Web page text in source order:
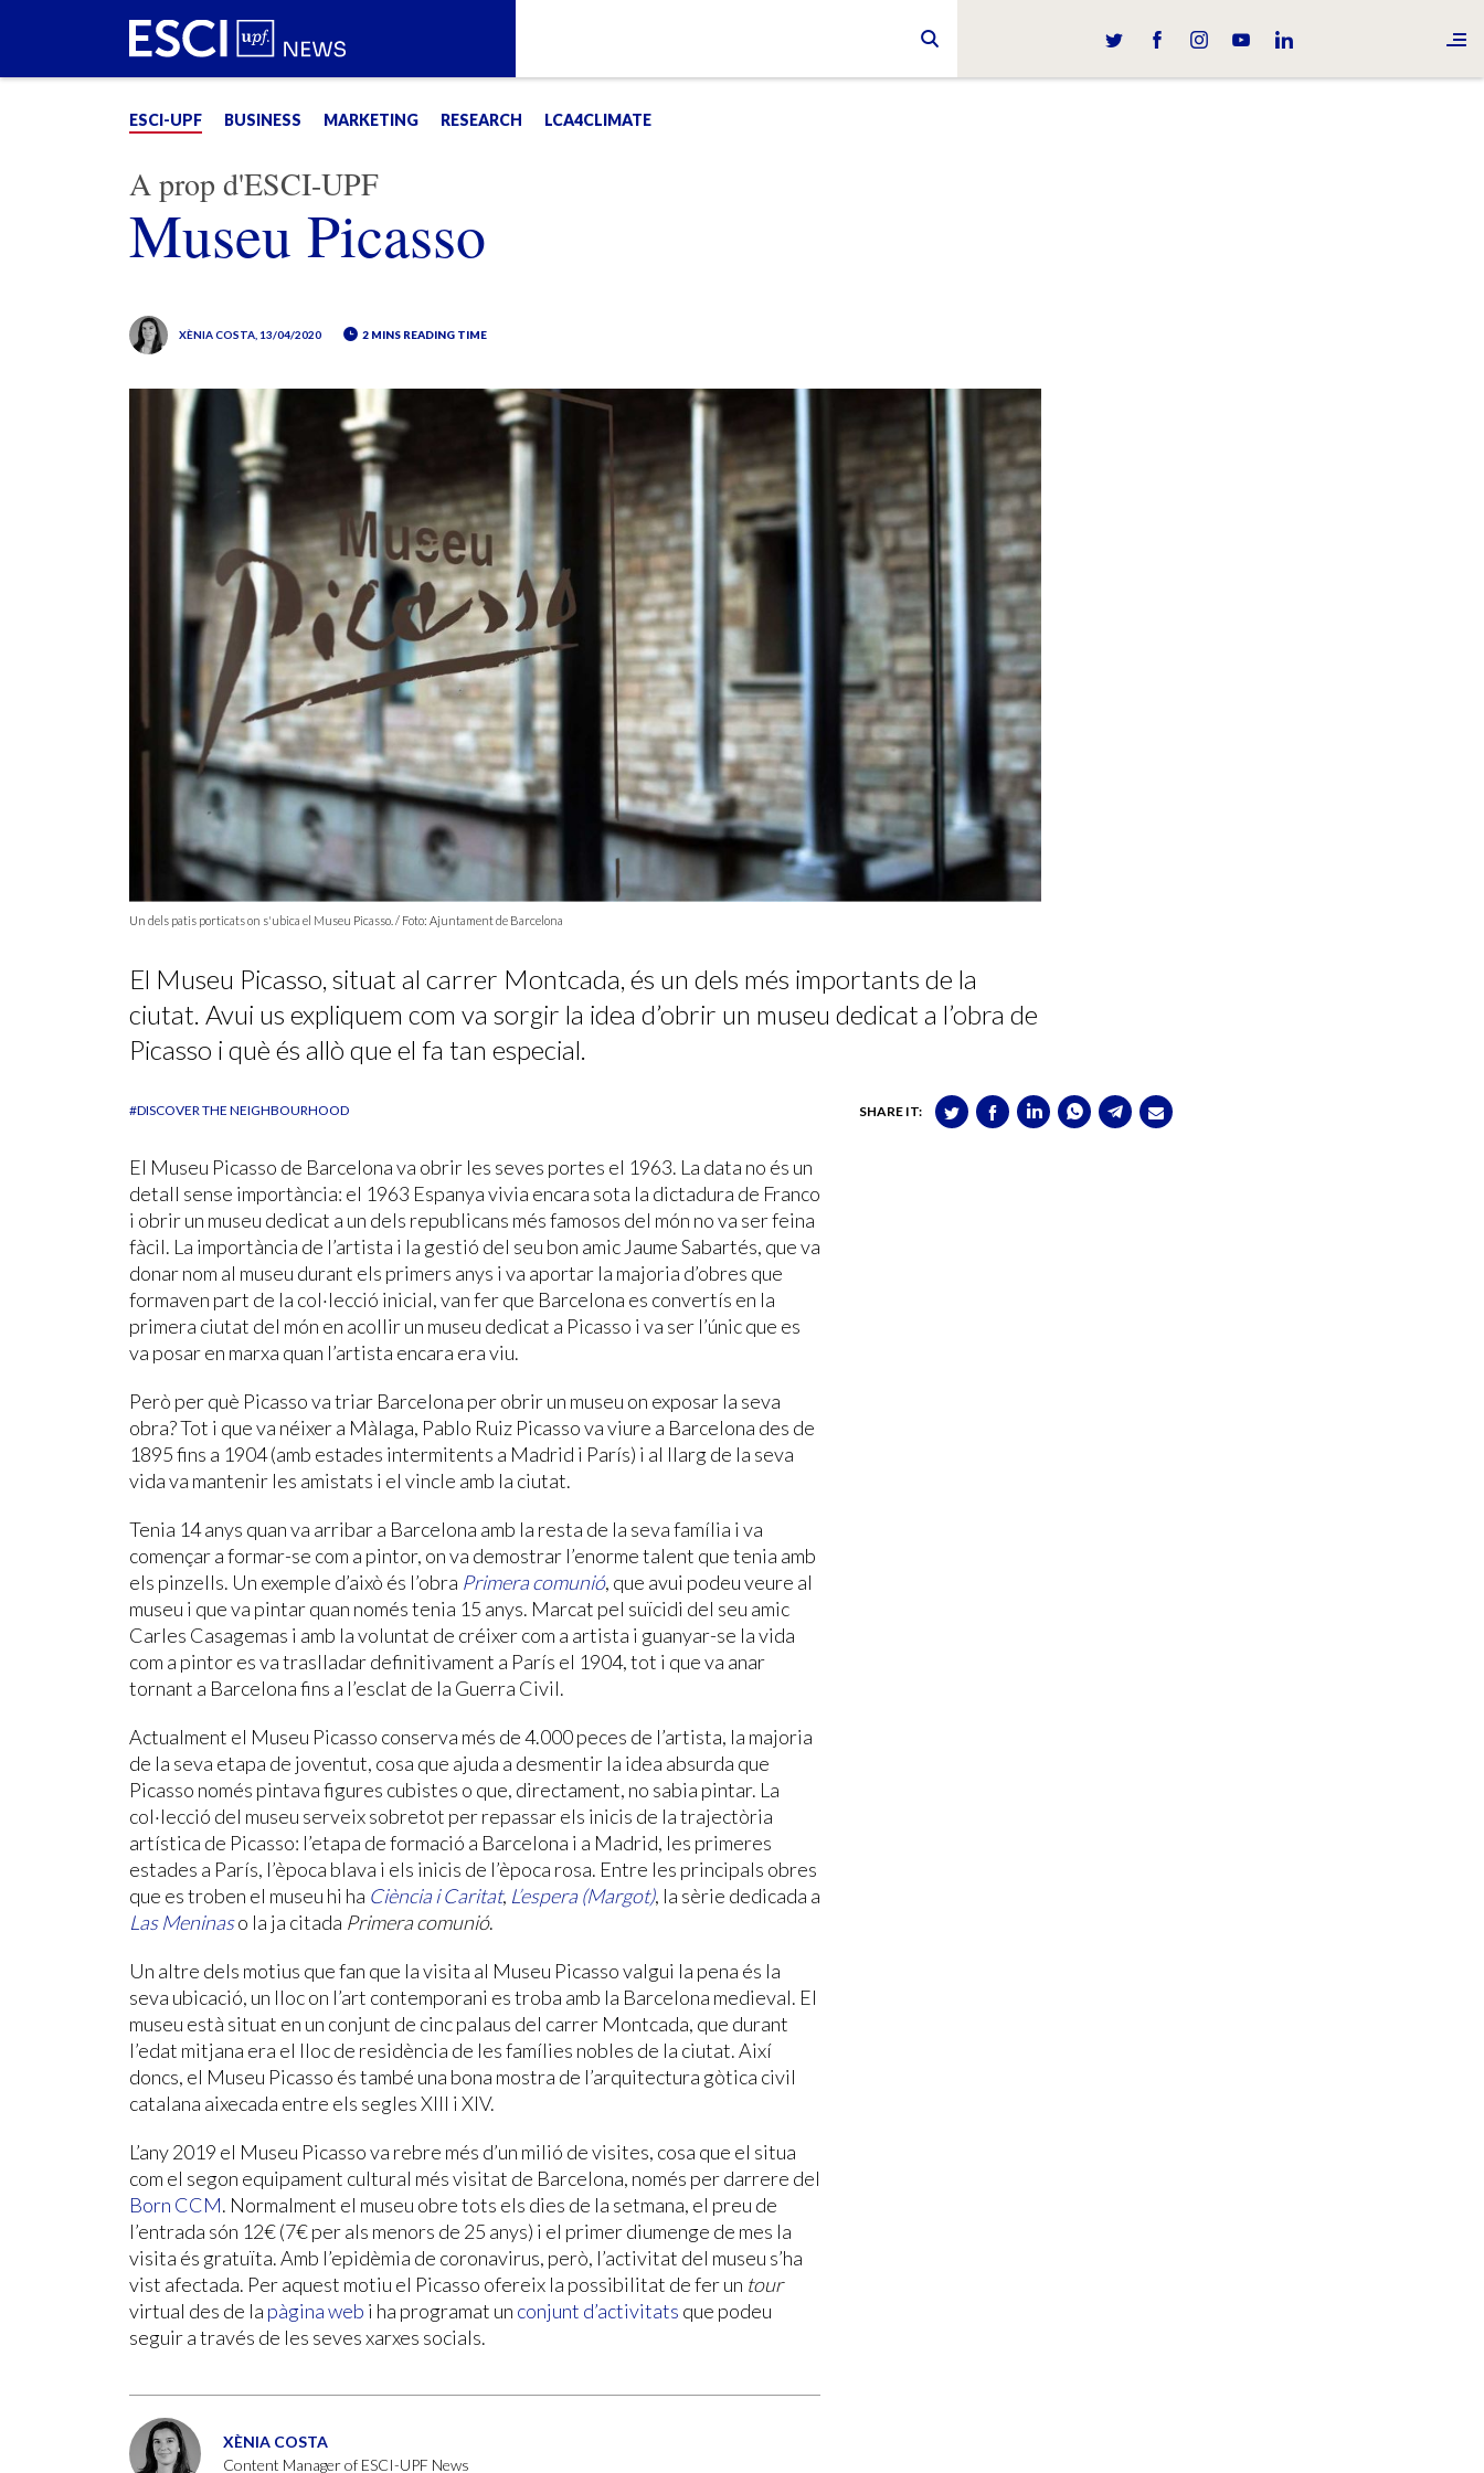
ESCI-UPF BUSINESS MARKETING RESEARCH LCA4CLIMATE
A prop d'ESCI-UPF
Museu Picasso
XÈNIA COSTA , 13/04/2020 2 MINS READING TIME
Un dels patis porticats on s'ubica el Museu Picasso. / Foto: Ajuntament de Barcelona
El Museu Picasso, situat al carrer Montcada, és un dels més importants de la
ciutat. Avui us expliquem com va sorgir la idea d’obrir un museu dedicat a l’obra de
Picasso i què és allò que el fa tan especial.
#DISCOVER THE NEIGHBOURHOOD SHARE IT:
El Museu Picasso de Barcelona va obrir les seves portes el 1963. La data no és un
detall sense importància: el 1963 Espanya vivia encara sota la dictadura de Franco
i obrir un museu dedicat a un dels republicans més famosos del món no va ser feina
fàcil. La importància de l’artista i la gestió del seu bon amic Jaume Sabartés, que va
donar nom al museu durant els primers anys i va aportar la majoria d’obres que
formaven part de la col·lecció inicial, van fer que Barcelona es convertís en la
primera ciutat del món en acollir un museu dedicat a Picasso i va ser l’únic que es
va posar en marxa quan l’artista encara era viu.
Però per què Picasso va triar Barcelona per obrir un museu on exposar la seva
obra? Tot i que va néixer a Màlaga, Pablo Ruiz Picasso va viure a Barcelona des de
1895 fins a 1904 (amb estades intermitents a Madrid i París) i al llarg de la seva
vida va mantenir les amistats i el vincle amb la ciutat.
Tenia 14 anys quan va arribar a Barcelona amb la resta de la seva família i va
començar a formar-se com a pintor, on va demostrar l’enorme talent que tenia amb
els pinzells. Un exemple d’això és l’obra Primera comunió, que avui podeu veure al
museu i que va pintar quan només tenia 15 anys. Marcat pel suïcidi del seu amic
Carles Casagemas i amb la voluntat de créixer com a artista i guanyar-se la vida
com a pintor es va traslladar definitivament a París el 1904, tot i que va anar
tornant a Barcelona fins a l’esclat de la Guerra Civil.
Actualment el Museu Picasso conserva més de 4.000 peces de l’artista, la majoria
de la seva etapa de joventut, cosa que ajuda a desmentir la idea absurda que
Picasso només pintava figures cubistes o que, directament, no sabia pintar. La
col·lecció del museu serveix sobretot per repassar els inicis de la trajectòria
artística de Picasso: l’etapa de formació a Barcelona i a Madrid, les primeres
estades a París, l’època blava i els inicis de l’època rosa. Entre les principals obres
que es troben el museu hi ha Ciència i Caritat, L’espera (Margot), la sèrie dedicada a
Las Meninaso la ja citada Primera comunió.
Un altre dels motius que fan que la visita al Museu Picasso valgui la pena és la
seva ubicació, un lloc on l’art contemporani es troba amb la Barcelona medieval. El
museu està situat en un conjunt de cinc palaus del carrer Montcada, que durant
l’edat mitjana era el lloc de residència de les famílies nobles de la ciutat. Així
doncs, el Museu Picasso és també una bona mostra de l’arquitectura gòtica civil
catalana aixecada entre els segles XIII i XIV.
L’any 2019 el Museu Picasso va rebre més d’un milió de visites, cosa que el situa
com el segon equipament cultural més visitat de Barcelona, només per darrere del
Born CCM. Normalment el museu obre tots els dies de la setmana, el preu de
l’entrada són 12€ (7€ per als menors de 25 anys) i el primer diumenge de mes la
visita és gratuïta. Amb l’epidèmia de coronavirus, però, l’activitat del museu s’ha
vist afectada. Per aquest motiu el Picasso ofereix la possibilitat de fer un tour
virtual des de la pàgina web i ha programat un conjunt d’activitats que podeu
seguir a través de les seves xarxes socials.
XÈNIA COSTA
Content Manager of ESCI-UPF News